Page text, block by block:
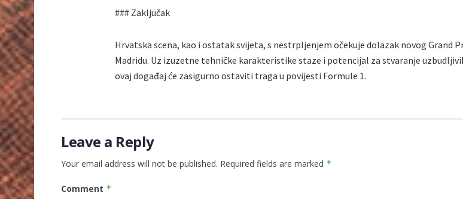
### Zaključak
Hrvatska scena, kao i ostatak svijeta, s nestrpljenjem očekuje dolazak novog Grand
Madridu. Uz izuzetne tehničke karakteristike staze i potencijal za stvaranje
ovaj događaj će zasigurno ostaviti traga u povijesti Formule 1.
Leave a Reply
Your email address will not be published. Required fields are marked *
Comment *